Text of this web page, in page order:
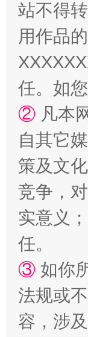
国家大学
扯下公
站不得
用作品
任。如
② 凡本
自其它
策及文
竞争，
实意义
任。
③ 如你
法规或
容，涉